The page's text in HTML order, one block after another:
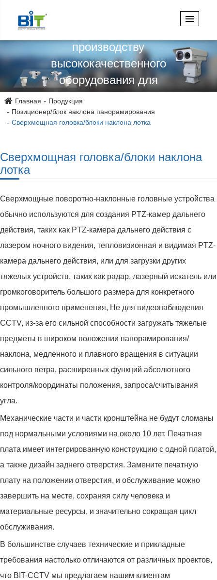
производству
высококачественного
оборудования для
видеонаблюдения более 15
лет!
Главная
Продукция
Позиционер/блок наклона панорамирования
Сверхмощная головка/блоки наклона лотка
Сверхмощная головка/блоки наклона
лотка
Сверхмощные поворотно-наклонные головные устройства
обычно используются для создания PTZ-камер дальнего
действия, таких как PTZ-камера дальнего действия с
лазером ночного видения, тепловизионная и видимая PTZ-
камера дальнего действия, или для загрузки других
тяжелых устройств, таких как радар, лазерный искатель или
громкоговоритель большого размера для конкретного
промышленного применения, Не для видеонаблюдения
CCTV, из-за его сильной способности загружать тяжелые
предметы в широком положении панорамирования/
наклона, медленного и плавного вращения в ситуации
сильного ветра, расширенных функций абсолютного
контроля/координаты положения, запроса/считывания
угла.
Механические части и части кронштейна не будут сломаны
под нормальными условиями на около 10 лет. Печатная
плата имеет интегрированную конструкцию с одной платой,
а также дизайн заднего отверстия. Замените печатную
плату на положении отверстия, и обслуживание можно
завершить на месте, сохраняя силу человека и
материальные ресурсы, и значительно сокращая цикл
обслуживания.
В большинстве случаев технические и прикладные
требования настолько отличаются от различных проектов,
что BIT-CCTV мы предлагаем нашим клиентам